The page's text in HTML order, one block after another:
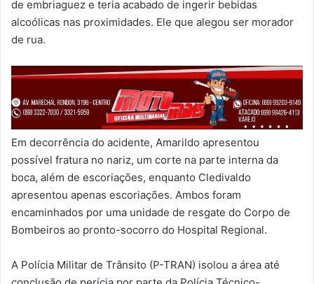
de embriaguez e teria acabado de ingerir bebidas
alcoólicas nas proximidades. Ele que alegou ser morador
de rua.
Em decorrência do acidente, Amarildo apresentou
possível fratura no nariz, um corte na parte interna da
boca, além de escoriações, enquanto Cledivaldo
apresentou apenas escoriações. Ambos foram
encaminhados por uma unidade de resgate do Corpo de
Bombeiros ao pronto-socorro do Hospital Regional.
A Polícia Militar de Trânsito (P-TRAN) isolou a área até